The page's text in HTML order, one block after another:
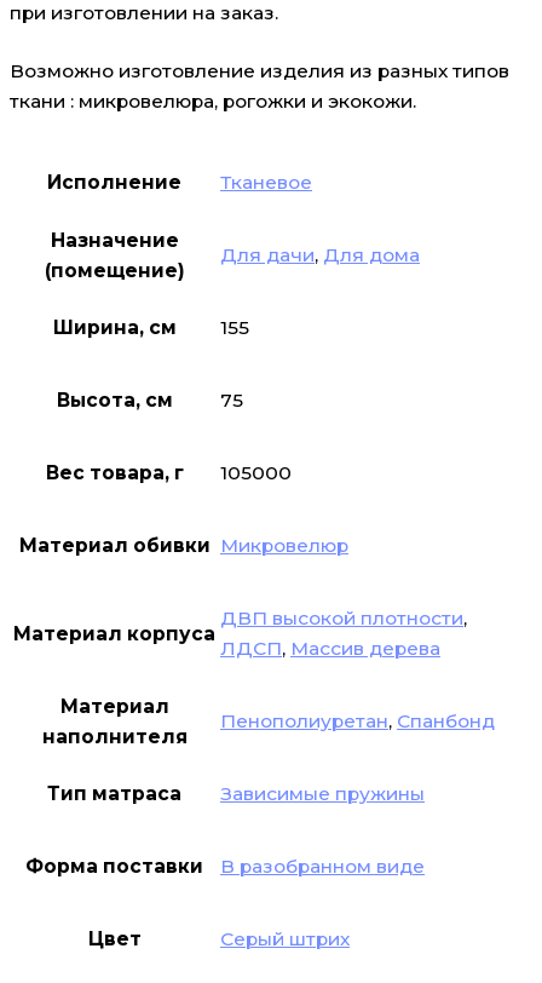
при изготовлении на заказ.
Возможно изготовление изделия из разных типов
ткани : микровелюра, рогожки и экокожи.
Исполнение Тканевое
Назначение
(помещение)
Для дачи, Для дома
Ширина, см 155
Высота, см 75
Вес товара, г 105000
Материал обивки Микровелюр
Материал корпуса
ДВП высокой плотности,
ЛДСП, Массив дерева
Материал
наполнителя
Пенополиуретан, Спанбонд
Тип матраса Зависимые пружины
Форма поставки В разобранном виде
Цвет Серый штрих